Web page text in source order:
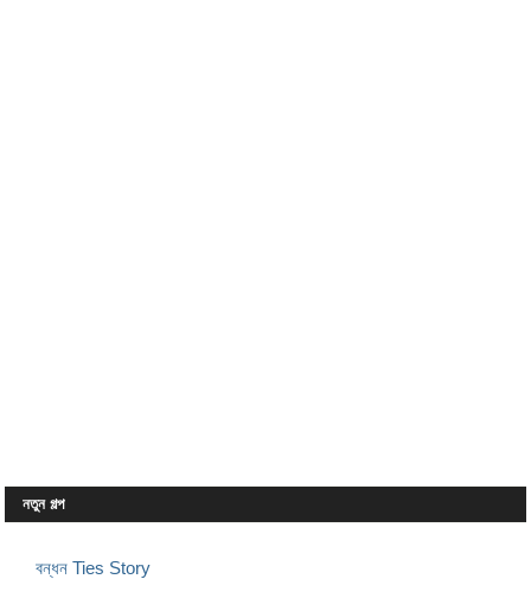
নতুন গল্প
বন্ধন Ties Story